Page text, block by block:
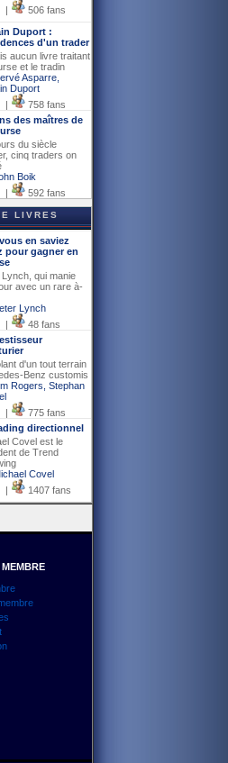
|
506 fans
Duport :
d'un trader
aucun livre traitant
et le tradin
Asparre,
Duport
|
758 fans
des maîtres de
du siècle
cinq traders on
Boik
|
592 fans
LIVRES
en saviez
pour gagner en
Lynch, qui manie
avec un rare à-
Lynch
|
48 fans
d'un tout terrain
Benz customis
Rogers, Stephan
|
775 fans
directionnel
Covel est le
de Trend
Covel
|
1407 fans